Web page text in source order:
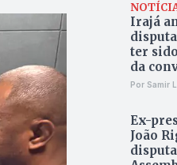
Irajá
ter
da
Por Samir
Ex-
João